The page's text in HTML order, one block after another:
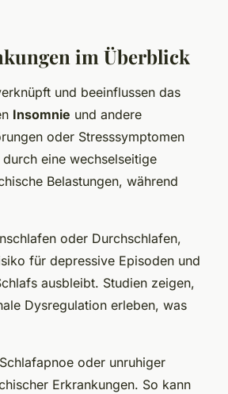
im Überblick
und beeinflussen das
Insomnie und andere
oder Stresssymptomen
eine wechselseitige
Belastungen, während
oder Durchschlafen,
für depressive Episoden und
ausbleibt. Studien zeigen,
Dysregulation erleben, was
oder unruhiger
Erkrankungen. So kann